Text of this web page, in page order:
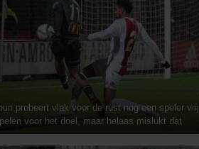
probeert vlak voor de rust nog een speler vrij
voor het doel, maar helaas mislukt dat